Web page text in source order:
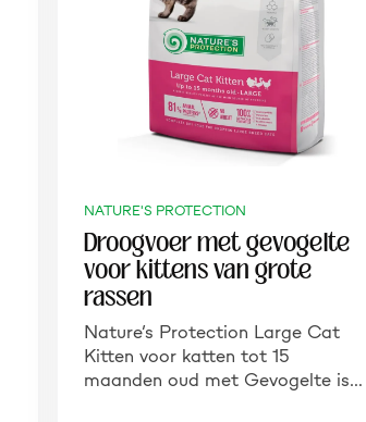
NATURE'S PROTECTION
Droogvoer met gevogelte
voor kittens van grote
rassen
Nature’s Protection Large Cat
Kitten voor katten tot 15
maanden oud met Gevogelte is…